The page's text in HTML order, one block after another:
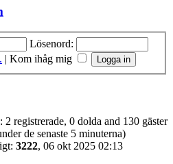
Lösenord:
| Kom ihåg mig
2 registrerade, 0 dolda and 130 gäster
de senaste 5 minuterna)
3222, 06 okt 2025 02:13